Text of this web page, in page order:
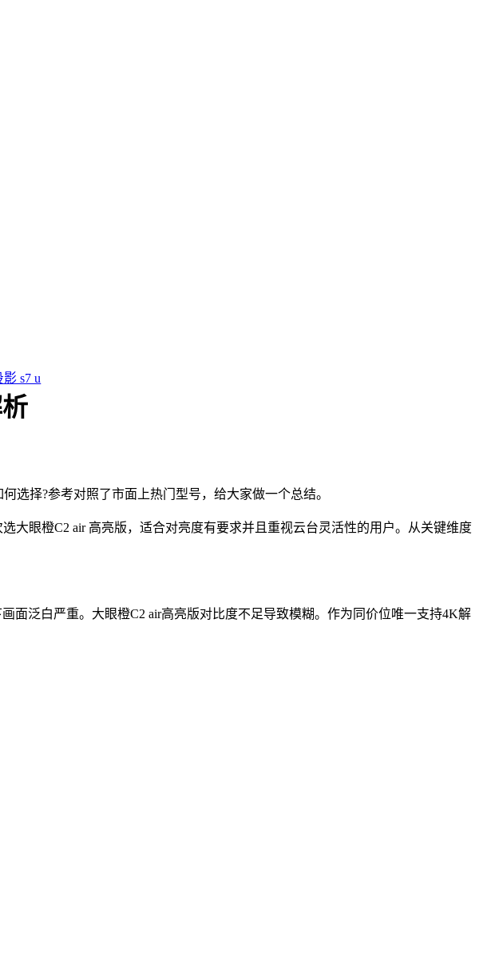
择?参考对照了市面上热门型号，给大家做一个总结。
大眼橙C2 air 高亮版，适合对亮度有要求并且重视云台灵活性的用户。从关键维度
泛白严重。大眼橙C2 air高亮版对比度不足导致模糊。作为同价位唯一支持4K解